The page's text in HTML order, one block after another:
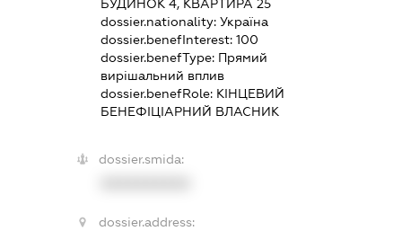
БУДИНОК 4, КВАРТИРА 25
dossier.nationality:Україна
dossier.benefInterest:100
dossier.benefType: Прямий
вирішальний вплив
dossier.benefRole: КІНЦЕВИЙ
БЕНЕФІЦІАРНИЙ ВЛАСНИК
dossier.smida:
dossier.address: